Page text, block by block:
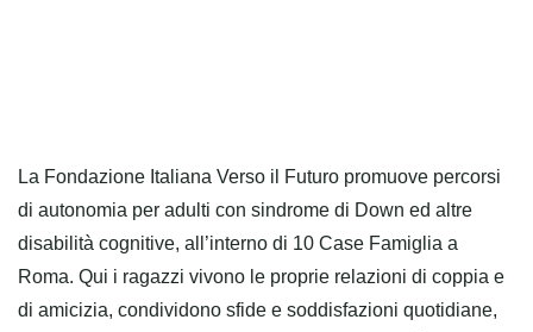
La Fondazione Italiana Verso il Futuro promuove percorsi
di autonomia per adulti con sindrome di Down ed altre
disabilità cognitive, all’interno di 10 Case Famiglia a
Roma. Qui i ragazzi vivono le proprie relazioni di coppia e
di amicizia, condividono sfide e soddisfazioni quotidiane,